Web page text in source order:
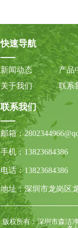
快速导航
新闻动态 产品
关于我们
联系
联系我们
邮箱：
手机： 13823684386
电话：13823684386
地址：深圳市龙岗区
版权所有：深圳市森洁